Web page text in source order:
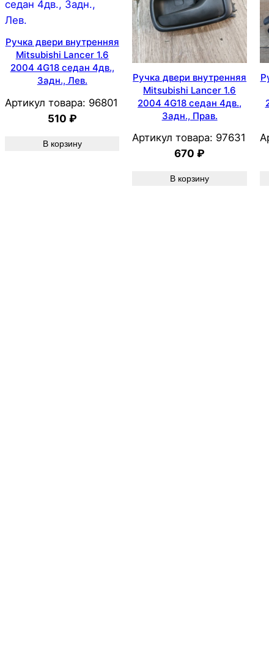
Ручка двери внутренняя
Mitsubishi Lancer 1.6
2004 4G18 седан 4дв.,
Задн., Лев.
Артикул товара: 96801
510 ₽
В корзину
Ручка двери внутренняя
Mitsubishi Lancer 1.6
2004 4G18 седан 4дв.,
Задн., Прав.
Артикул товара: 97631
670₽
В корзину